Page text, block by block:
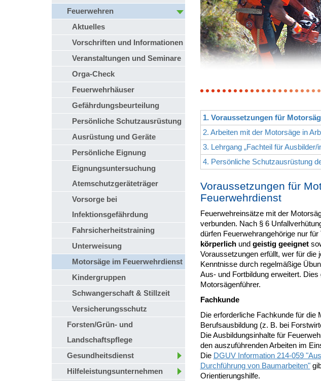
Feuerwehren
Aktuelles
Vorschriften und Informationen
Veranstaltungen und Seminare
Orga-Check
Feuerwehrhäuser
Gefährdungsbeurteilung
Persönliche Schutzausrüstung
Ausrüstung und Geräte
Persönliche Eignung
Eignungsuntersuchung
Atemschutzgeräteträger
Vorsorge bei
Infektionsgefährdung
Fahrsicherheitstraining
Unterweisung
Motorsäge im Feuerwehrdienst
Kindergruppen
Schwangerschaft & Stillzeit
Versicherungsschutz
Forsten/Grün- und
Landschaftspflege
Gesundheitsdienst
Hilfeleistungsunternehmen
1. Voraussetzungen für
2. Arbeiten mit der Motorsäge in
3. Lehrgang „Fachteil für
4. Persönliche Schutzausrüstung
Voraussetzungen für
Feuerwehrdienst
Feuerwehreinsätze mit der
verbunden. Nach § 6
dürfen Feuerwehrangehörige nur
körperlich und geistig geeignet
Voraussetzungen erfüllt, wer für die
Kenntnisse durch regelmäßige
Aus- und Fortbildung erweitert.
Motorsägenführer.
Fachkunde
Die erforderliche Fachkunde für die
Berufsausbildung (z. B. bei
Die Ausbildungsinhalte für
den auszuführenden Arbeiten im
Die DGUV Information 214-059
Durchführung von Baumarbeiten"
Orientierungshilfe.